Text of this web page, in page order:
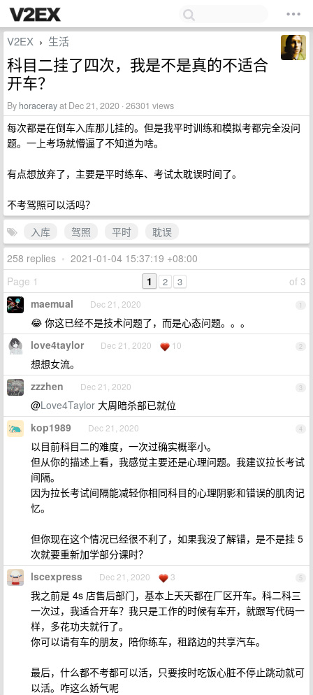
V2EX › 生活
科目二挂了四次，我是不是真的不适合
开车？
By horacerayat Dec 21, 2020 · 26301 views
每次都是在倒车入库那儿挂的。但是我平时训练和模拟考都完全没问
题。一上考场就懵逼了不知道为啥。
有点想放弃了，主要是平时练车、考试太耽误时间了。
不考驾照可以活吗？
入库
驾照 平时
耽误
258 replies • 2021-01-04 15:37:19 +08:00
Page 1
of 3
1 2 3
1
maemual Dec 21, 2020
😂 你这已经不是技术问题了，而是心态问题。。。
2
love4taylor Dec 21, 2020 10
想想女流。
3
zzzhen Dec 21, 2020
@Love4Taylor 大周暗杀部已就位
4
kop1989 Dec 21, 2020
以目前科目二的难度，一次过确实概率小。
但从你的描述上看，我感觉主要还是心理问题。我建议拉长考试
间隔。
因为拉长考试间隔能减轻你相同科目的心理阴影和错误的肌肉记
忆。
但你现在这个情况已经很不利了，如果我没了解错，是不是挂 5
次就要重新加学部分课时？
5
lscexpress Dec 21, 2020 3
我之前是 4s 店售后部门，基本上天天都在厂区开车。科二科三
一次过，我适合开车？我只是工作的时候有车开，就跟写代码一
样，多花功夫就行了。
你可以请有车的朋友，陪你练车，租路边的共享汽车。
最后，什么都不考都可以活，只要按时吃饭心脏不停止跳动就可
以活。咋这么娇气呢